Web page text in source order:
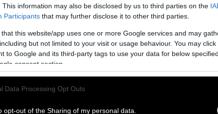
This information may also be disclosed by us to third parties on the
Participants that may further disclose it to other third parties.
that this website/app uses one or more Google services and may
but not limited to your visit or usage behaviour. You may
to Google and its third-party tags to use your data for below
consent section.
Data Processing Opt Outs
opt-out of the Sharing of my personal data.
σε δάκρυα χαράς.
στον τελικό της Ουάσινγκτον η Μαρία Σάκκαρη. Που